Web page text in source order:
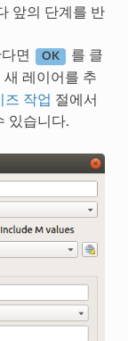
앞의 단계를 반
면
OK
를 클
새 레이어를 추
즈 작업 절에서
있습니다.